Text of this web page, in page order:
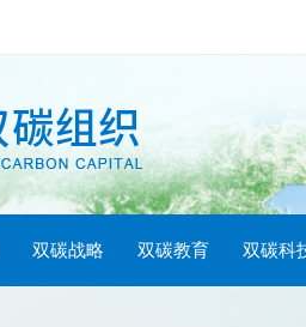
双碳战略 双碳教育 双碳科